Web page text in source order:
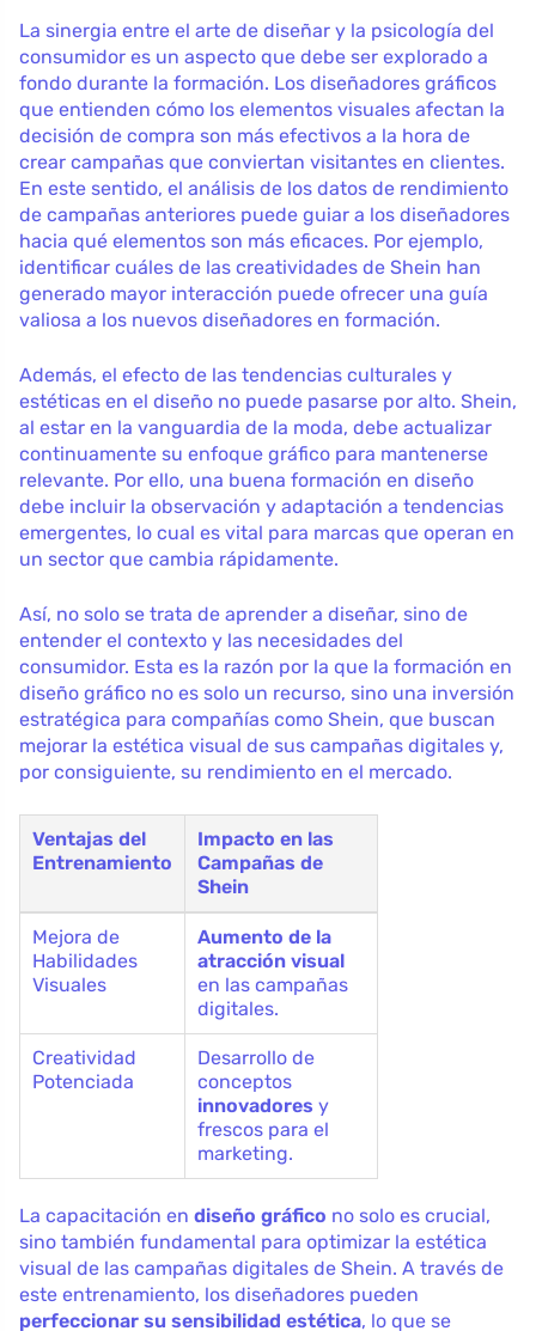
La sinergia entre el arte de diseñar y la psicología del
consumidor es un aspecto que debe ser explorado a
fondo durante la formación. Los diseñadores gráficos
que entienden cómo los elementos visuales afectan la
decisión de compra son más efectivos a la hora de
crear campañas que conviertan visitantes en clientes.
En este sentido, el análisis de los datos de rendimiento
de campañas anteriores puede guiar a los diseñadores
hacia qué elementos son más eficaces. Por ejemplo,
identificar cuáles de las creatividades de Shein han
generado mayor interacción puede ofrecer una guía
valiosa a los nuevos diseñadores en formación.
Además, el efecto de las tendencias culturales y
estéticas en el diseño no puede pasarse por alto. Shein,
al estar en la vanguardia de la moda, debe actualizar
continuamente su enfoque gráfico para mantenerse
relevante. Por ello, una buena formación en diseño
debe incluir la observación y adaptación a tendencias
emergentes, lo cual es vital para marcas que operan en
un sector que cambia rápidamente.
Así, no solo se trata de aprender a diseñar, sino de
entender el contexto y las necesidades del
consumidor. Esta es la razón por la que la formación en
diseño gráfico no es solo un recurso, sino una inversión
estratégica para compañías como Shein, que buscan
mejorar la estética visual de sus campañas digitales y,
por consiguiente, su rendimiento en el mercado.
Ventajas del
Entrenamiento
Impacto en las
Campañas de
Shein
Mejora de
Habilidades
Visuales
Aumento de la
atracción visual
en las campañas
digitales.
Creatividad
Potenciada
Desarrollo de
conceptos
innovadores y
frescos para el
marketing.
La capacitación en diseño gráfico no solo es crucial,
sino también fundamental para optimizar la estética
visual de las campañas digitales de Shein. A través de
este entrenamiento, los diseñadores pueden
perfeccionar su sensibilidad estética, lo que se